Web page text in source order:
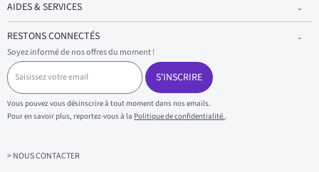
AIDES & SERVICES
RESTONS CONNECTÉS
Soyez informé de nos offres du moment !
S
a
i
s
i
s
z
S'INSCRIRE
Vous pouvez vous désinscrire à tout moment dans nos emails.
Pour en savoir plus, reportez-vous à la Politique de confidentialité..
> NOUS CONTACTER